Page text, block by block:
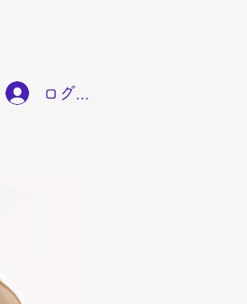
ログイン